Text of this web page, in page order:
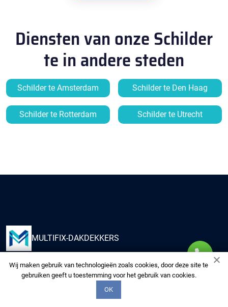
Diensten van onze Schilder
te in andere steden
Schilder te Amsterdam Schilder te Den Haag
Schilder te Rotterdam Schilder te Utrecht
Wij maken gebruik van technologieën zoals cookies, door deze site te
gebruiken geeft u toestemming voor het gebruik van cookies.
OK
MULTIFIX-DAKDEKKERS
Kies ons om uw huis te voorzien van kwaliteitsdiensten
van onze multidisciplinaire experts. Wij zorgen voor uw
woning alsof het de onze is.